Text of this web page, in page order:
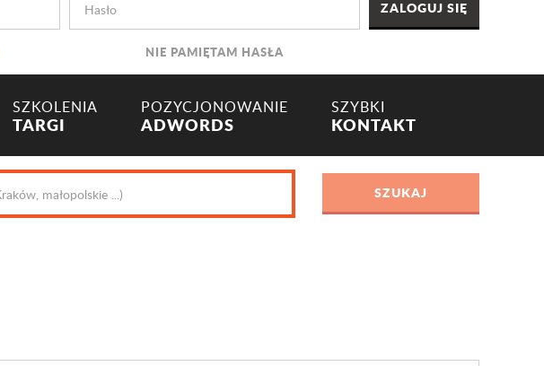
NIE PAMIĘTAM HASŁA
SZKOLENIA
TARGI
POZYCJONOWANIE
ADWORDS
SZYBKI
KONTAKT